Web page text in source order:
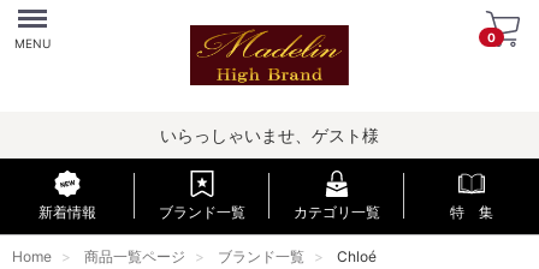
Menu
MENU 0
いらっしゃいませ、ゲスト様
新着情報 ブランド一覧 カテゴリ一覧 特 集
Home 商品一覧ページ ブランド一覧 Chloé